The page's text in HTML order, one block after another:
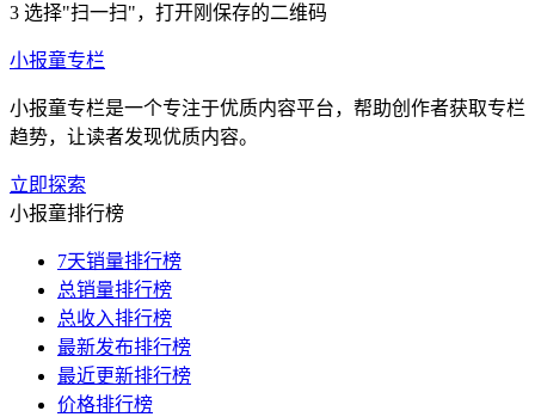
3 选择"扫一扫"，打开刚保存的二维码
小报童专栏
小报童专栏是一个专注于优质内容平台，帮助创作者获取专栏
趋势，让读者发现优质内容。
立即探索
小报童排行榜
7天销量排行榜
总销量排行榜
总收入排行榜
最新发布排行榜
最近更新排行榜
价格排行榜